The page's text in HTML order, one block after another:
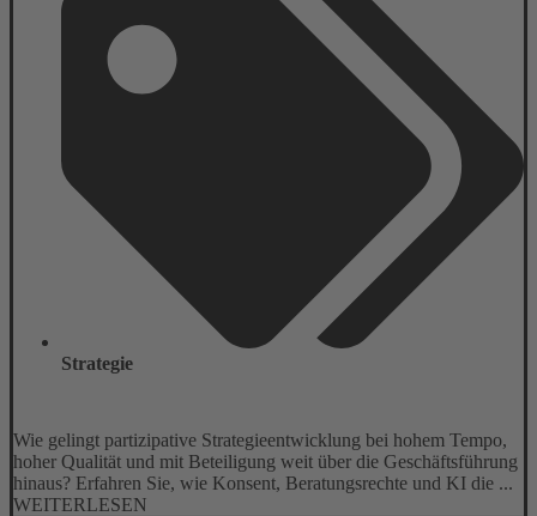
Strategie
Wie gelingt partizipative Strategieentwicklung bei hohem Tempo,
hoher Qualität und mit Beteiligung weit über die Geschäftsführung
hinaus? Erfahren Sie, wie Konsent, Beratungsrechte und KI die ...
WEITERLESEN